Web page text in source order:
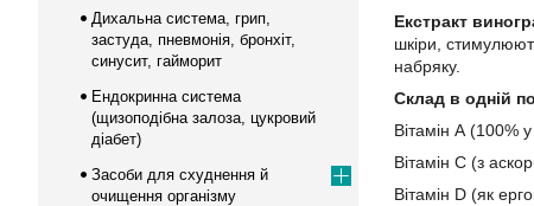
Екстракт
шкіри,
набряку.
Склад в одній
Вітамін А (100%
Вітамін С (з
Вітамін D (як
Дихальна система, грип,
застуда, пневмонія, бронхіт,
синусит, гайморит
Ендокринна система
(щизоподібна залоза, цукровий
діабет)
Засоби для схуднення й
очищення організму